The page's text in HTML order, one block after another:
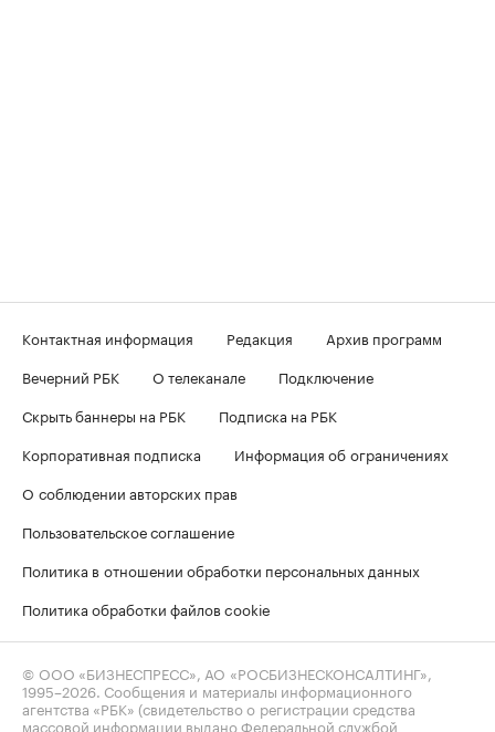
Контактная информация Редакция
Архив программ
Вечерний РБК
О телеканале
Подключение
Скрыть баннеры на РБК
Подписка на РБК
Корпоративная подписка
Информация об ограничениях
О соблюдении авторских прав
Пользовательское соглашение
Политика в отношении обработки персональных данных
Политика обработки файлов cookie
© ООО «БИЗНЕСПРЕСС», АО «РОСБИЗНЕСКОНСАЛТИНГ»,
1995–2026 . Сообщения и материалы информационного
агентства «РБК» (свидетельство о регистрации средства
массовой информации выдано Федеральной службой